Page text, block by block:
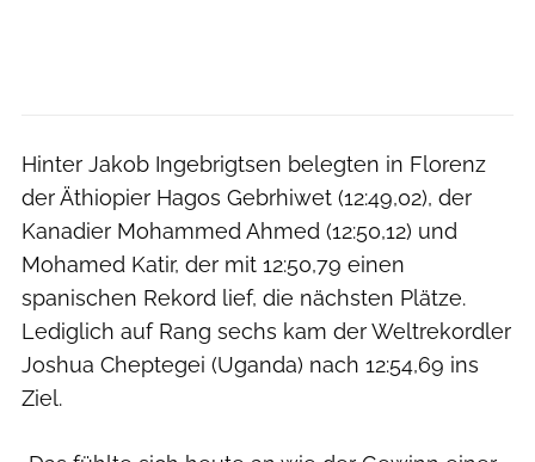
Hinter Jakob Ingebrigtsen belegten in Florenz
der Äthiopier Hagos Gebrhiwet (12:49,02), der
Kanadier Mohammed Ahmed (12:50,12) und
Mohamed Katir, der mit 12:50,79 einen
spanischen Rekord lief, die nächsten Plätze.
Lediglich auf Rang sechs kam der Weltrekordler
Joshua Cheptegei (Uganda) nach 12:54,69 ins
Ziel.